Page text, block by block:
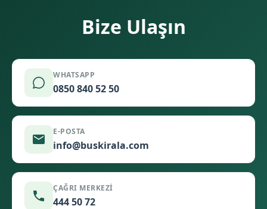
Bize Ulaşın
WHATSAPP
0850 840 52 50
E-POSTA
info@buskirala.com
ÇAĞRI MERKEZI
444 50 72